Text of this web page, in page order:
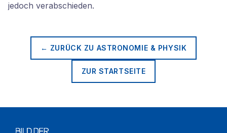
jedoch verabschieden.
← ZURÜCK ZU ASTRONOMIE & PHYSIK
ZUR STARTSEITE